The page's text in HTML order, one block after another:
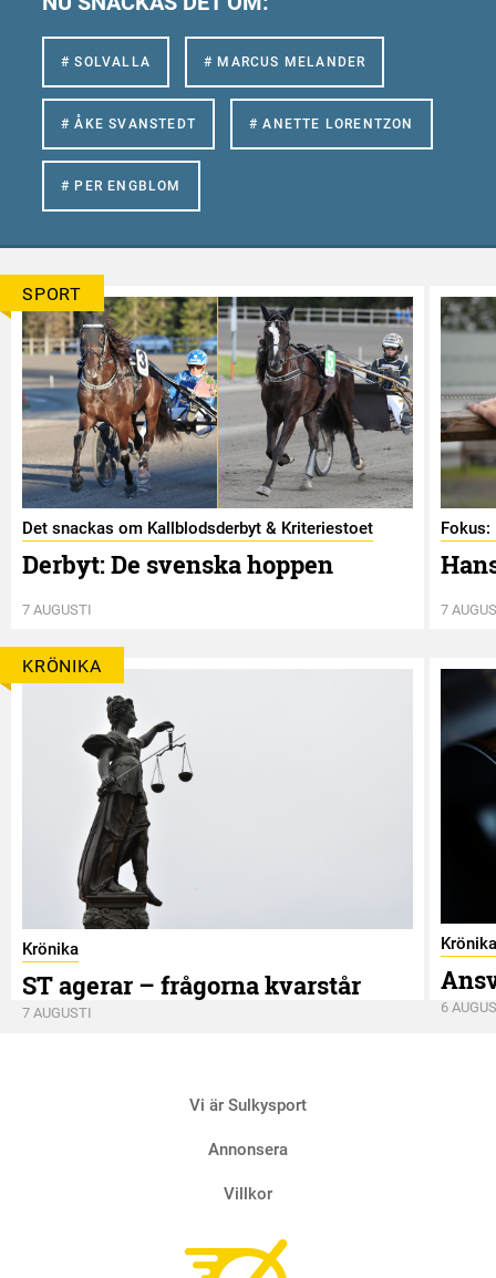
# SOLVALLA # MARCUS MELANDER
# ÅKE SVANSTEDT # ANETTE LORENTZON
# PER ENGBLOM
SPORT
Det snackas om Kallblodsderbyt & Kriteriestoet
Derbyt: De svenska hoppen
7 AUGUSTI
Fokus:
7
KRÖNIKA
Krönika
ST agerar – frågorna kvarstår
7 AUGUSTI
Krönika
6
Vi är Sulkysport
Annonsera
Villkor